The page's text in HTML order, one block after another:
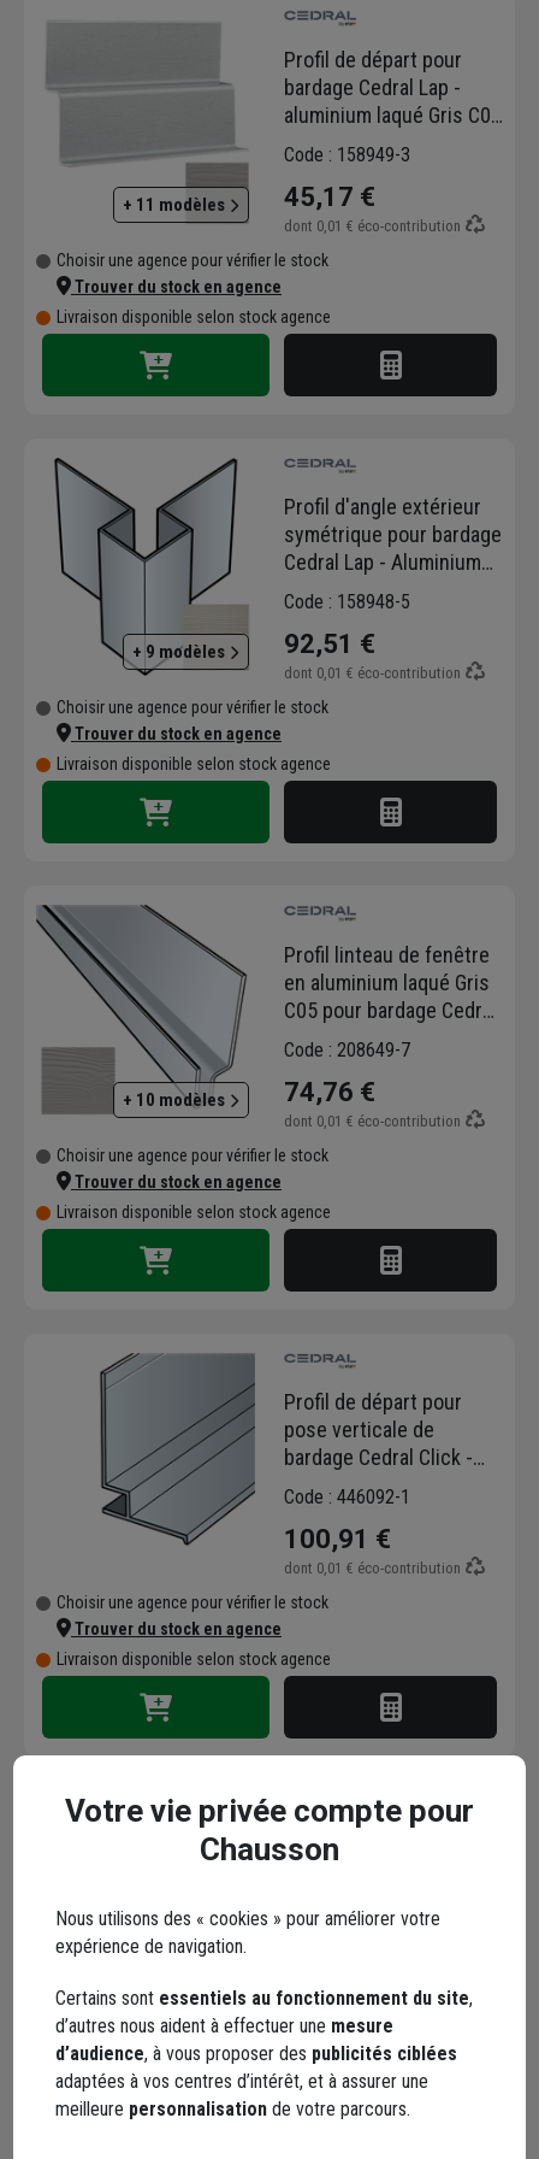
+ 11 modèles
Profil de départ pour
bardage Cedral Lap -
aluminium laqué Gris C05
- longueur 3,00 M
Code : 158949-3
45,17 €
dont 0,01 € éco-contribution
Choisir une agence pour vérifier le stock
Trouver du stock en agence
Livraison disponible selon stock agence
+ 9 modèles
Profil d'angle extérieur
symétrique pour bardage
Cedral Lap - Aluminium
laqué Gris C05 - longueur
Code : 158948-5
92,51 €
dont 0,01 € éco-contribution
Choisir une agence pour vérifier le stock
Trouver du stock en agence
Livraison disponible selon stock agence
+ 10 modèles
Profil linteau de fenêtre
en aluminium laqué Gris
C05 pour bardage Cedral
Click - longueur 3 M
Code : 208649-7
74,76 €
dont 0,01 € éco-contribution
Choisir une agence pour vérifier le stock
Trouver du stock en agence
Livraison disponible selon stock agence
Profil de départ pour
pose verticale de
bardage Cedral Click -
longueur 3,00 M
Code : 446092-1
100,91 €
dont 0,01 € éco-contribution
Choisir une agence pour vérifier le stock
Trouver du stock en agence
Livraison disponible selon stock agence
+ 15 modèles
Peinture de retouche
Pot de 0,5 litre
106,79 €
Choisir une agence pour vérifier le stock
Trouver du stock en agence
Livraison disponible selon stock agence
Votre vie privée compte pour
Chausson
Nous utilisons des « cookies » pour améliorer votre
expérience de navigation.
Certains sont essentiels au fonctionnement du site,
d’autres nous aident à effectuer une mesure
d’audience, à vous proposer des publicités ciblées
adaptées à vos centres d’intérêt, et à assurer une
meilleure personnalisation de votre parcours.